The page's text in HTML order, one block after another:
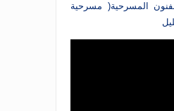
المسرحية( مسرحية